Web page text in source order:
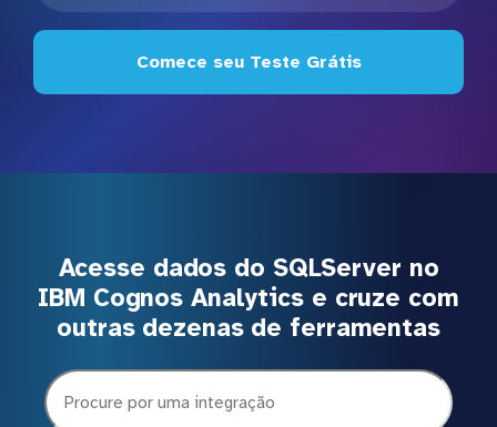
Comece seu Teste Grátis
Acesse dados do SQLServer no
IBM Cognos Analytics e cruze com
outras dezenas de ferramentas